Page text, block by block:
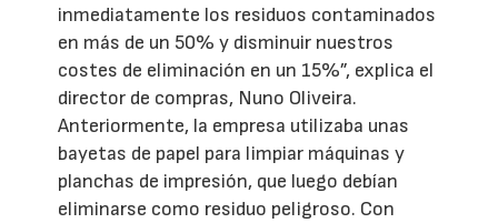
inmediatamente los residuos contaminados
en más de un 50% y disminuir nuestros
costes de eliminación en un 15%”, explica el
director de compras, Nuno Oliveira.
Anteriormente, la empresa utilizaba unas
bayetas de papel para limpiar máquinas y
planchas de impresión, que luego debían
eliminarse como residuo peligroso. Con